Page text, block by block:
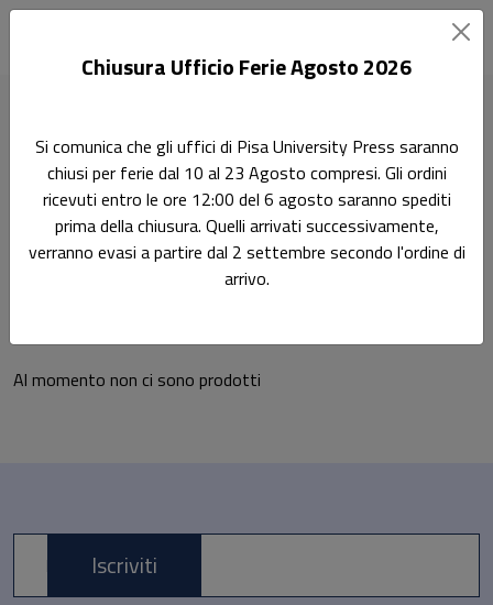
Scienze storiche, filosofiche, pedagogiche e psicologiche
Storia Contemporanea 11/HIST-03
RicercaStoria Contemporanea
Al momento non ci sono prodotti
E-mail *Iscriviti
Chiusura Ufficio Ferie Agosto 2026
Si comunica che gli uffici di Pisa University Press saranno
chiusi per ferie dal 10 al 23 Agosto compresi. Gli ordini
ricevuti entro le ore 12:00 del 6 agosto saranno spediti
prima della chiusura. Quelli arrivati successivamente,
verranno evasi a partire dal 2 settembre secondo l'ordine di
arrivo.